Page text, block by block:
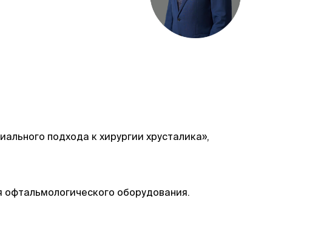
подхода к хирургии хрусталика»,
оборудования.